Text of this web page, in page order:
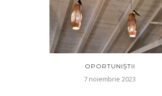
OPORTUNIȘTII
7 noiembrie 2023